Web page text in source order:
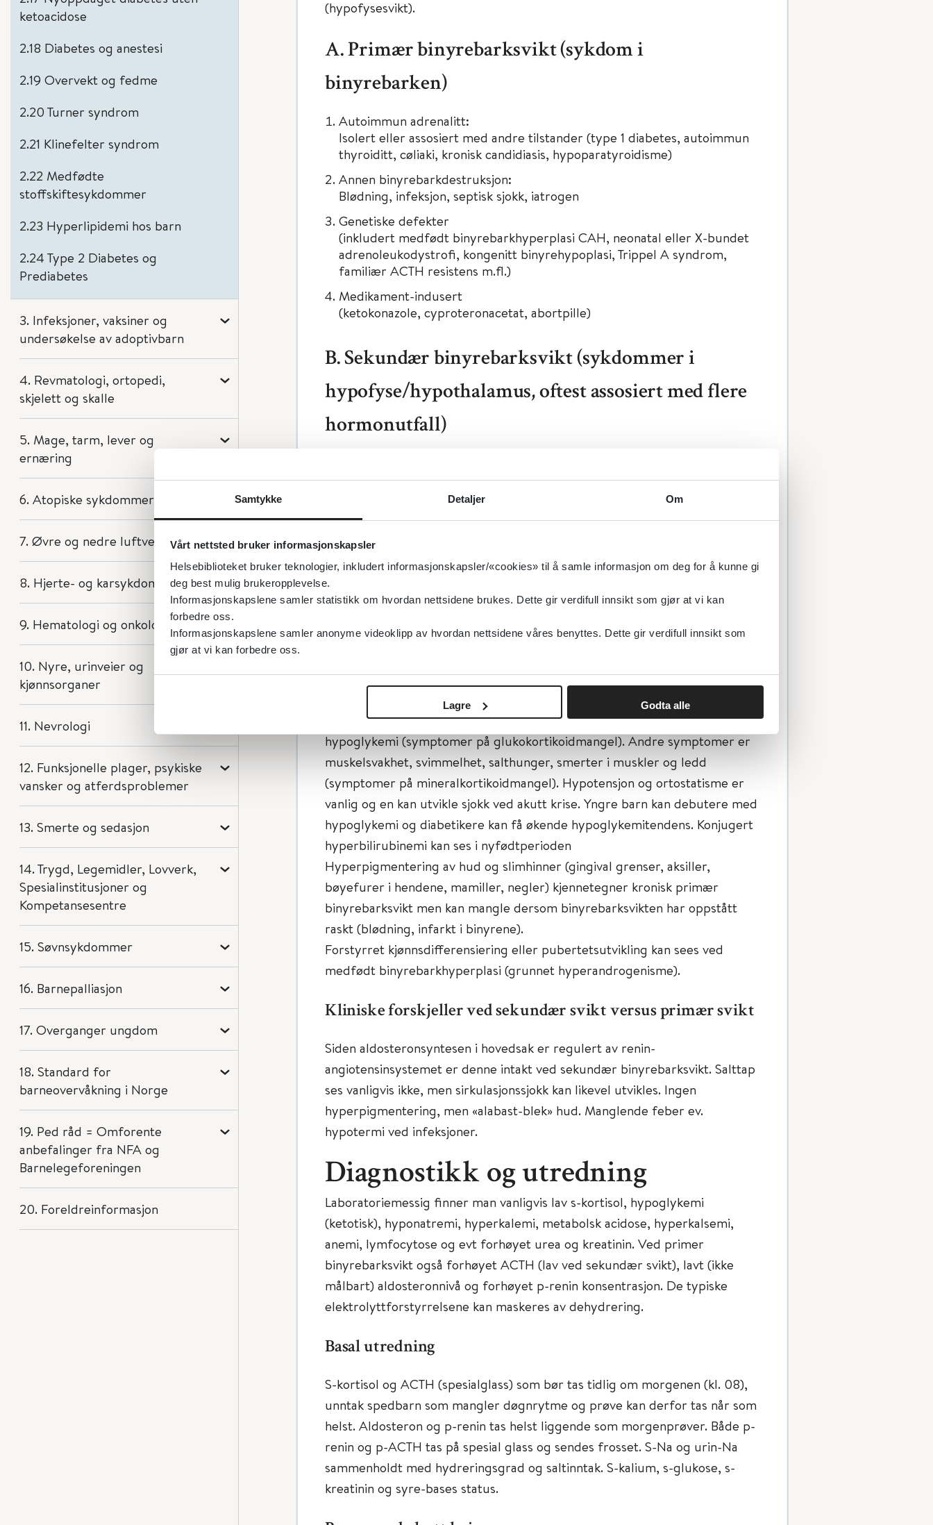
Samtykke Detaljer Om
Vårt nettsted bruker informasjonskapsler
Helsebiblioteket bruker teknologier, inkludert informasjonskapsler/«cookies» til å samle informasjon om deg for å kunne gi
deg best mulig brukeropplevelse.
Informasjonskapslene samler statistikk om hvordan nettsidene brukes. Dette gir verdifull innsikt som gjør at vi kan
forbedre oss.
Informasjonskapslene samler anonyme videoklipp av hvordan nettsidene våres benyttes. Dette gir verdifull innsikt som
gjør at vi kan forbedre oss.
Lagre Godta alle
ketoacidose
2.18 Diabetes og anestesi
2.19 Overvekt og fedme
2.20 Turner syndrom
2.21 Klinefelter syndrom
2.22 Medfødte
stoffskiftesykdommer
2.23 Hyperlipidemi hos barn
2.24 Type 2 Diabetes og
Prediabetes
3. Infeksjoner, vaksiner og
undersøkelse av adoptivbarn
4. Revmatologi, ortopedi,
skjelett og skalle
5. Mage, tarm, lever og
ernæring
6. Atopiske sykdommer
7. Øvre og nedre luftveier
8. Hjerte- og karsykdommer
9. Hematologi og onkologi
10. Nyre, urinveier og
kjønnsorganer
11. Nevrologi
12. Funksjonelle plager, psykiske
vansker og atferdsproblemer
13. Smerte og sedasjon
14. Trygd, Legemidler, Lovverk,
Spesialinstitusjoner og
Kompetansesentre
15. Søvnsykdommer
16. Barnepalliasjon
17. Overganger ungdom
18. Standard for
barneovervåkning i Norge
19. Ped råd = Omforente
anbefalinger fra NFA og
Barnelegeforeningen
20. Foreldreinformasjon
(hypofysesvikt).
A. Primær binyrebarksvikt (sykdom i
binyrebarken)
Autoimmun adrenalitt:
Isolert eller assosiert med andre tilstander (type 1 diabetes, autoimmun
thyroiditt, cøliaki, kronisk candidiasis, hypoparatyroidisme)
Annen binyrebarkdestruksjon:
Blødning, infeksjon, septisk sjokk, iatrogen
Genetiske defekter
(inkludert medfødt binyrebarkhyperplasi CAH, neonatal eller X-bundet
adrenoleukodystrofi, kongenitt binyrehypoplasi, Trippel A syndrom,
familiær ACTH resistens m.fl.)
Medikament-indusert
(ketokonazole, cyproteronacetat, abortpille)
B. Sekundær binyrebarksvikt (sykdommer i
hypofyse/hypothalamus, oftest assosiert med flere
hormonutfall)
infeksjon, avleiringssykdom, lymfocytær hypofysitt)
Iatrogen (suppresjon av ACTH pga. glukokortikoidbehandling,
strålebehandling, operasjon)
Genetiske defekter (midtlinjedefekter, sjeldne mutasjoner med
kombinerte hormonutfall)
Symptomer og funn
Symptomene er diffuse og kan utvikle seg gradvis. Symptomene vil også
underskudd og/eller overskudd.
Typisk er økt trettbarhet, vekttap, «faltering growth», anoreksi, kvalme,
magesmerter (DD akutt abdomen), feber, humørsvingninger og
hypoglykemi (symptomer på glukokortikoidmangel). Andre symptomer er
muskelsvakhet, svimmelhet, salthunger, smerter i muskler og ledd
(symptomer på mineralkortikoidmangel). Hypotensjon og ortostatisme er
vanlig og en kan utvikle sjokk ved akutt krise. Yngre barn kan debutere med
hypoglykemi og diabetikere kan få økende hypoglykemitendens. Konjugert
hyperbilirubinemi kan ses i nyfødtperioden
Hyperpigmentering av hud og slimhinner (gingival grenser, aksiller,
bøyefurer i hendene, mamiller, negler) kjennetegner kronisk primær
binyrebarksvikt men kan mangle dersom binyrebarksvikten har oppstått
raskt (blødning, infarkt i binyrene).
Forstyrret kjønnsdifferensiering eller pubertetsutvikling kan sees ved
medfødt binyrebarkhyperplasi (grunnet hyperandrogenisme).
Kliniske forskjeller ved sekundær svikt versus primær svikt
Siden aldosteronsyntesen i hovedsak er regulert av renin-
angiotensinsystemet er denne intakt ved sekundær binyrebarksvikt. Salttap
ses vanligvis ikke, men sirkulasjonssjokk kan likevel utvikles. Ingen
hyperpigmentering, men «alabast-blek» hud. Manglende feber ev.
hypotermi ved infeksjoner.
Diagnostikk og utredning
Laboratoriemessig finner man vanligvis lav s-kortisol, hypoglykemi
(ketotisk), hyponatremi, hyperkalemi, metabolsk acidose, hyperkalsemi,
anemi, lymfocytose og evt forhøyet urea og kreatinin. Ved primer
binyrebarksvikt også forhøyet ACTH (lav ved sekundær svikt), lavt (ikke
målbart) aldosteronnivå og forhøyet p-renin konsentrasjon. De typiske
elektrolyttforstyrrelsene kan maskeres av dehydrering.
Basal utredning
S-kortisol og ACTH (spesialglass) som bør tas tidlig om morgenen (kl. 08),
unntak spedbarn som mangler døgnrytme og prøve kan derfor tas når som
helst. Aldosteron og p-renin tas helst liggende som morgenprøver. Både p-
renin og p-ACTH tas på spesial glass og sendes frosset. S-Na og urin-Na
sammenholdt med hydreringsgrad og saltinntak. S-kalium, s-glukose, s-
kreatinin og syre-bases status.